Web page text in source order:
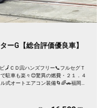
G【総合評価優良車】
🗾ＣＤ📀ハンズフリー📞フルセグＴ
駐車も楽々😊驚異の燃費・２１．４
式オートエアコン装備🌀🌈🚗福岡店